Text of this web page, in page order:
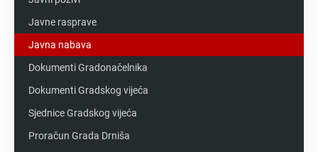
Javne rasprave
Javna nabava
Dokumenti Gradonačelnika
Dokumenti Gradskog vijeća
Sjednice Gradskog vijeća
Proračun Grada Drniša